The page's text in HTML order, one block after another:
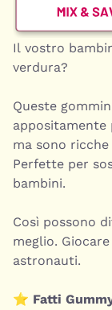
Il vostro
verdura?
Queste
appositamente
ma sono
Perfette per
bambini.
Così possono
meglio.
astronauti.
⭐ Fatti